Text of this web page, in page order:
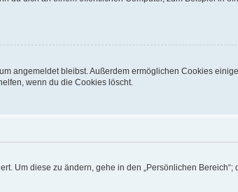
angemeldet bleibst. Außerdem ermöglichen Cookies
wenn du die Cookies löscht.
Um diese zu ändern, gehe in den „Persönlichen